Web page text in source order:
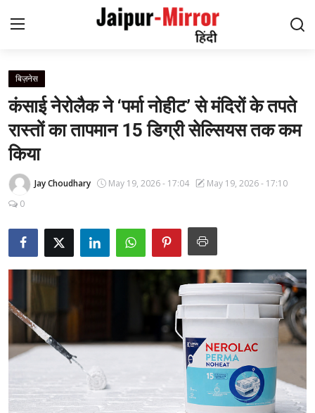
Home
संपर्क करें
हमारे बारे में
जयपुर
मनोरंजन
लाइफस्टाइल
बिज़नेस
कंसाई नेरोलैक ने ‘पर्मा नोहीट’ से मंदिरों के तपते
रास्तों का तापमान 15 डिग्री सेल्सियस तक कम
किया
Jay Choudhary May 19, 2026 - 17:04
May 19, 2026 - 17:10
0